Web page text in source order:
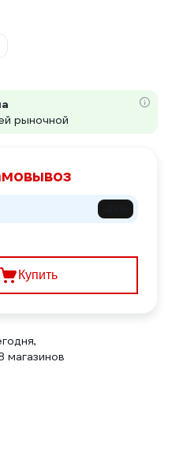
рыночной
Купить
магазинов